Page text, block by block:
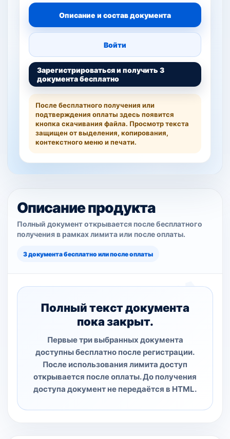
Описание и состав документа
Войти
Зарегистрироваться и получить 3
документа бесплатно
После бесплатного получения или
подтверждения оплаты здесь появится
кнопка скачивания файла. Просмотр текста
защищен от выделения, копирования,
контекстного меню и печати.
Описание продукта
Полный документ открывается после бесплатного
получения в рамках лимита или после оплаты.
3 документа бесплатно или после оплаты
Полный текст документа
пока закрыт.
Первые три выбранных документа
доступны бесплатно после регистрации.
После использования лимита доступ
открывается после оплаты. До получения
доступа документ не передаётся в HTML.